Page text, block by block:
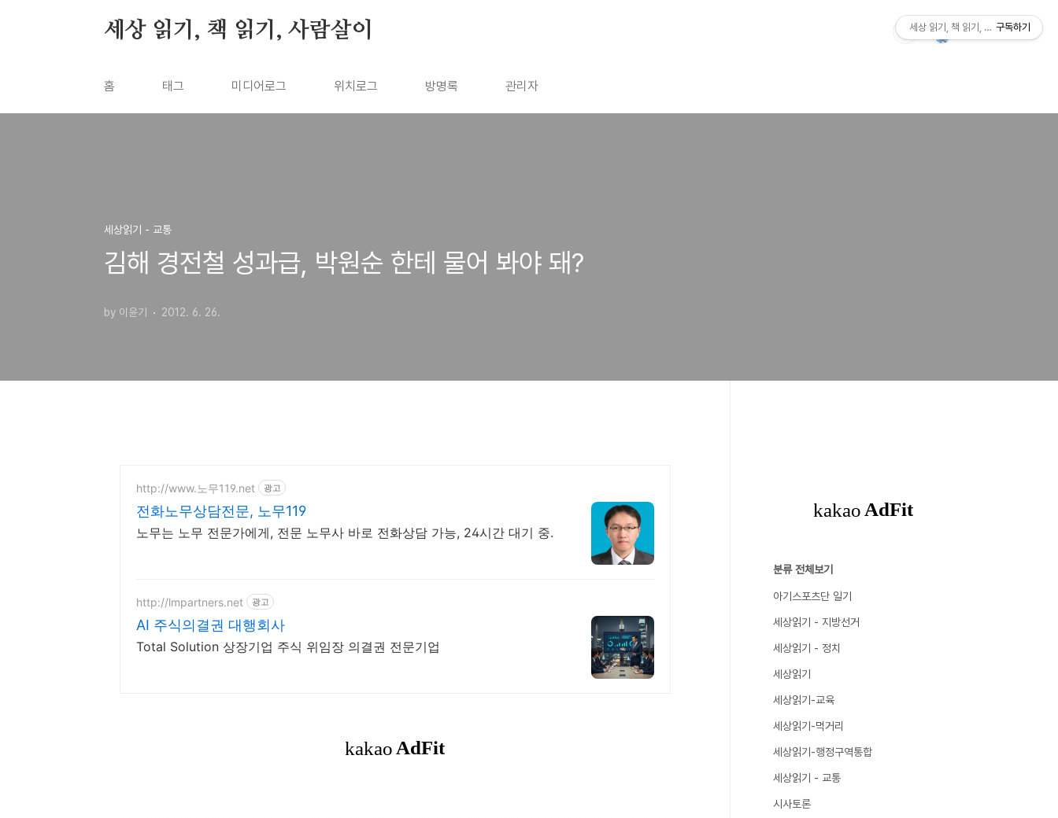
세상 읽기, 책 읽기, 사람살이
홈 태그 미디어로그 위치로그 방명록 관리자
세상읽기 - 교통
김해 경전철 성과급, 박원순 한테 물어 봐야 돼?
by 이윤기 2012. 6. 26.
http://www.노무119.net 광고
전화노무상담전문, 노무119
노무는 노무 전문가에게, 전문 노무사 바로 전화상담 가능, 24시간 대기 중.
http://lmpartners.net 광고
AI 주식의결권 대행회사
Total Solution 상장기업 주식 위임장 의결권 전문기업
분류 전체보기
아기스포츠단 일기
세상읽기 - 지방선거
세상읽기 - 정치
세상읽기
세상읽기-교육
세상읽기-먹거리
세상읽기-행정구역통합
세상읽기 - 교통
시사토론
세상 읽기, 책 읽기, 사람살이
구독하기